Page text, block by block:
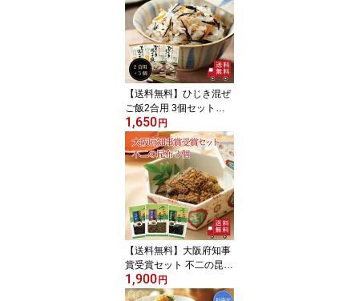
ぎりお弁当 出汁 簡単 便
利 時短 お土産 プレゼン
ト 工場直送 メール便 送
料無料 運動会 ピクニッ
ク 手土産 工場直送
【送料無料】ひじき混ぜ
ご飯2合用 3個セット
混ぜご飯の素 混ぜ込みご
飯 まぜごはん 混ぜるだ
け 無添加 ひじき おにぎ
りお弁当 出汁 簡単 便利
時短 お土産 プレゼント
工場直送 メール便 送料
無料 帰省土産 手土産 自
治会 新生活 お花見 ピク
ニック
1,650円
【送料無料】大阪府知事
賞受賞セット 不二の昆布
3種セット【 P-2 】 （ 浪
花錦 山椒昆布 つづれ ）
1,900円